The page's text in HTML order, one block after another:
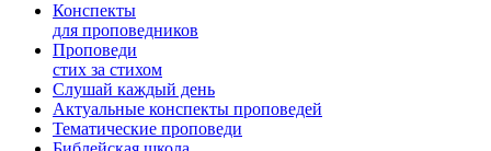
Конспекты
для проповедников
Проповеди
стих за стихом
Слушай каждый день
Актуальные конспекты проповедей
Тематические проповеди